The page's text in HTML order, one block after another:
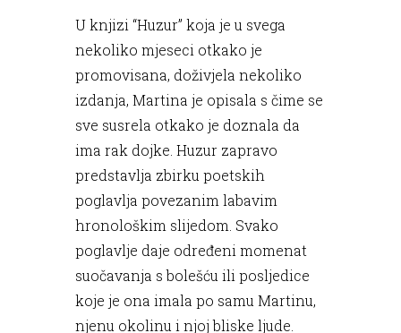
U knjizi “Huzur” koja je u svega
nekoliko mjeseci otkako je
promovisana, doživjela nekoliko
izdanja, Martina je opisala s čime se
sve susrela otkako je doznala da
ima rak dojke. Huzur zapravo
predstavlja zbirku poetskih
poglavlja povezanim labavim
hronološkim slijedom. Svako
poglavlje daje određeni momenat
suočavanja s bolešću ili posljedice
koje je ona imala po samu Martinu,
njenu okolinu i njoj bliske ljude.